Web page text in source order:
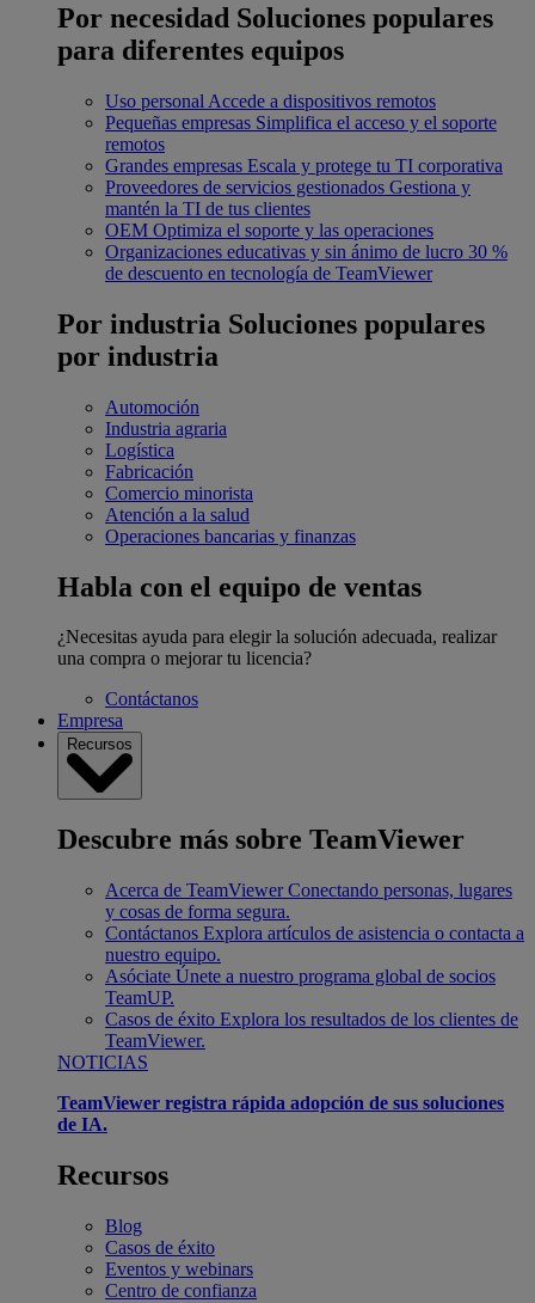
Por necesidad Soluciones populares
para diferentes equipos
Uso personal Accede a dispositivos remotos
Pequeñas empresas Simplifica el acceso y el soporte
remotos
Grandes empresas Escala y protege tu TI corporativa
Proveedores de servicios gestionados Gestiona y
mantén la TI de tus clientes
OEM Optimiza el soporte y las operaciones
Organizaciones educativas y sin ánimo de lucro 30 %
de descuento en tecnología de TeamViewer
Por industria Soluciones populares
por industria
Automoción
Industria agraria
Logística
Fabricación
Comercio minorista
Atención a la salud
Operaciones bancarias y finanzas
Habla con el equipo de ventas
¿Necesitas ayuda para elegir la solución adecuada, realizar
una compra o mejorar tu licencia?
Contáctanos
Empresa
Recursos
Descubre más sobre TeamViewer
Acerca de TeamViewer Conectando personas, lugares
y cosas de forma segura.
Contáctanos Explora artículos de asistencia o contacta a
nuestro equipo.
Asóciate Únete a nuestro programa global de socios
TeamUP.
Casos de éxito Explora los resultados de los clientes de
TeamViewer.
NOTICIAS
TeamViewer registra rápida adopción de sus soluciones
de IA.
Recursos
Blog
Casos de éxito
Eventos y webinars
Centro de confianza